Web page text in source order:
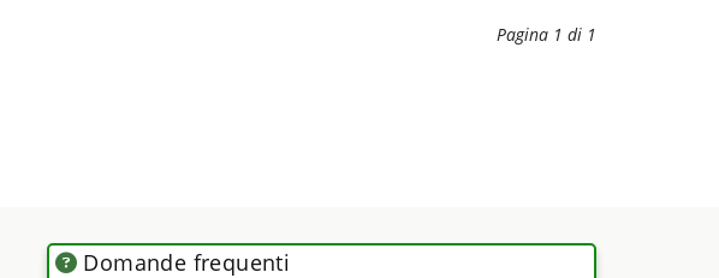
Pagina 1 di 1
Domande frequenti